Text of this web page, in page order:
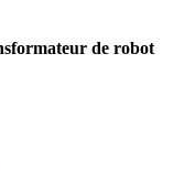
de robot